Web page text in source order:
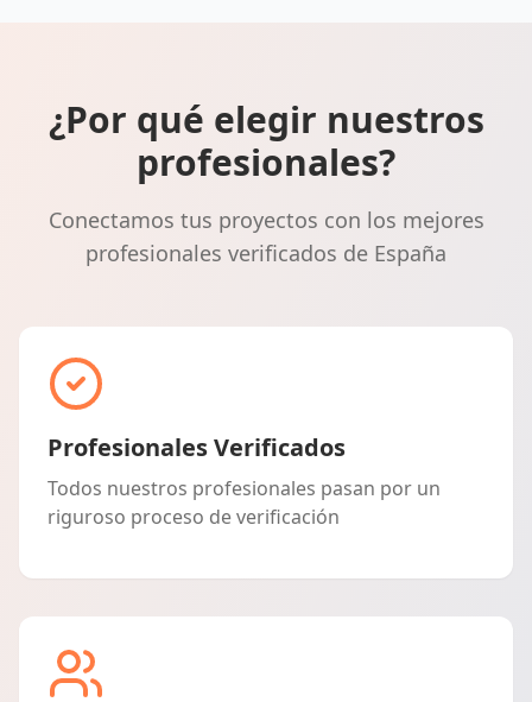
¿Por qué elegir nuestros
profesionales?
Conectamos tus proyectos con los mejores
profesionales verificados de España
Profesionales Verificados
Todos nuestros profesionales pasan por un
riguroso proceso de verificación